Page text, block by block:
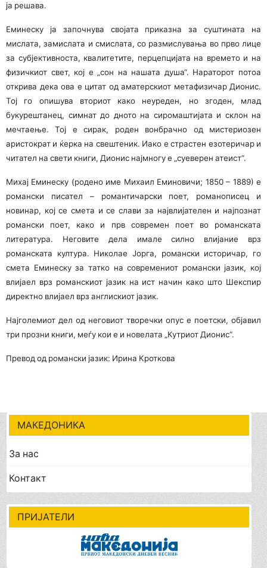
ја решава.
Еминеску ја започнува својата приказна за суштината на
мислата, замислата и смислата, со размислувања во прво лице
за субјективноста, квалитетите, перцепцијата на време­то и на
физичкиот свет, кој е „сон на нашата душа“. Нараторот потоа
открива дека ова е цитат од аматерскиот метафизичар Дионис.
Тој го опишува вториот како неуре­ден, но згоден, млад
букурештанец, симнат до дното на сиромаштијата и склон на
мечтаење. Тој е сирак, роден вонбрачно од мистериозен
аристократ и ќерка на свеште­ник. Иако е страстен езотеричар и
читател на свети книги, Дионис најмногу е „суеверен атеист“.
Михај Еминеску (родено име Михаил Еминовичи; 1850 – 1889) е
романски писател – романтичарски поет, романо­писец и
новинар, кој се смета и се слави за највлијателен и најпознат
романски поет, како и прв современ поет во романската
литература. Неговите дела имале силно влија­ние врз
романската култура. Николае Јорга, романски исто­ри­чар, го
смета Еминеску за татко на современиот романски јазик, кој
влијаел врз романскиот јазик на ист начин како што Шекспир
директно влијаел врз англискиот јазик.
Најголемиот дел од неговиот творечки опус е поетски, објавил
три прозни книги, меѓу кои е и новелата „Кутриот Дионис“.
Превод од романски јазик: Ирина Кроткова
МАКЕДОНИКА
За нас
Контакт
ПРИЈАТЕЛИ